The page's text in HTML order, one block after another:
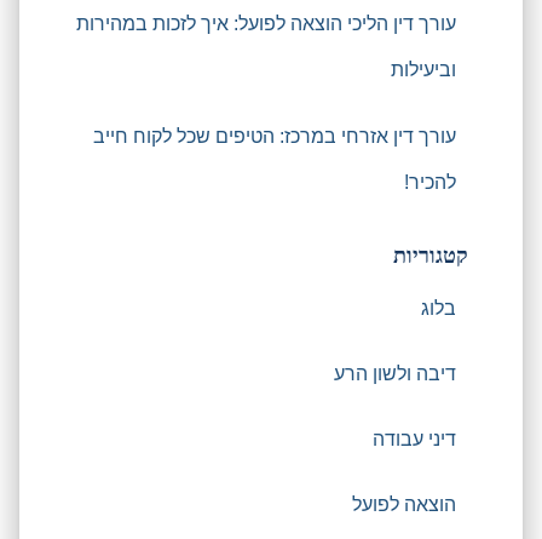
עורך דין הליכי הוצאה לפועל: איך לזכות במהירות
וביעילות
עורך דין אזרחי במרכז: הטיפים שכל לקוח חייב
להכיר!
קטגוריות
בלוג
דיבה ולשון הרע
דיני עבודה
הוצאה לפועל